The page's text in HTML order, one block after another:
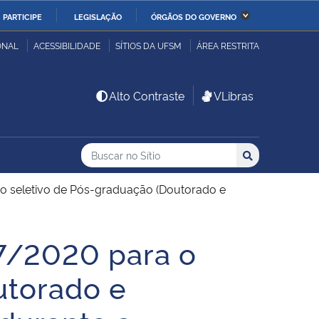
PARTICIPE LEGISLAÇÃO ÓRGÃOS DO GOVERNO
da Economia Ministério da Infraestrutura
Ministério da Ciência,
Tecnologia, Inovações e
e dos Direitos
ACESSIBILIDADE SÍTIOS DA UFSM ÁREA RESTRITA
Alto Contraste VLibras
Busca
Buscar no no Sítio
Busca: Buscar
seletivo de Pós-graduação (Doutorado e
2020 para o
e